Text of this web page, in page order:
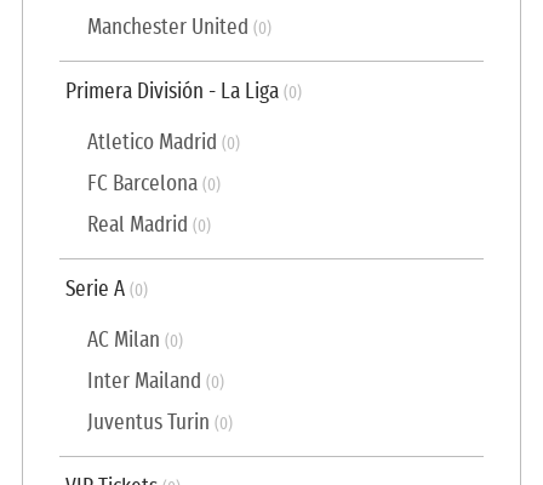
Manchester United (0)
Primera División - La Liga (0)
Atletico Madrid (0)
FC Barcelona (0)
Real Madrid (0)
Serie A (0)
AC Milan (0)
Inter Mailand (0)
Juventus Turin (0)